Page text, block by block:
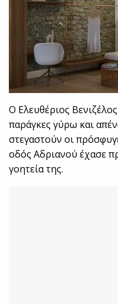
Ο Ελευθέριος
παράγκες γύρω και
στεγαστούν οι
οδός Αδριανού έχασε
γοητεία της.